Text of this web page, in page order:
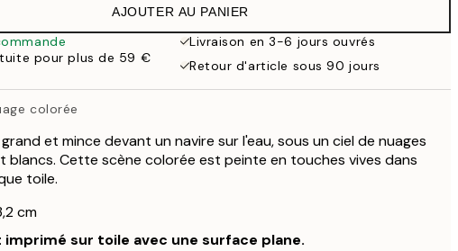
AJOUTER AU PANIER
Livraison en 3-6 jours ouvrés
pour plus de 59 €
Retour d'article sous 90 jours
colorée
et mince devant un navire sur l'eau, sous un ciel de nuages
blancs. Cette scène colorée est peinte en touches vives dans
toile.
cm
sur toile avec une surface plane.